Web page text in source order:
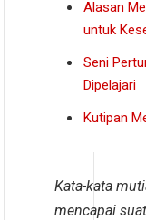
Alasan
untuk
Seni
Dipelajari
Kutipan
Kata-kata
mencapai